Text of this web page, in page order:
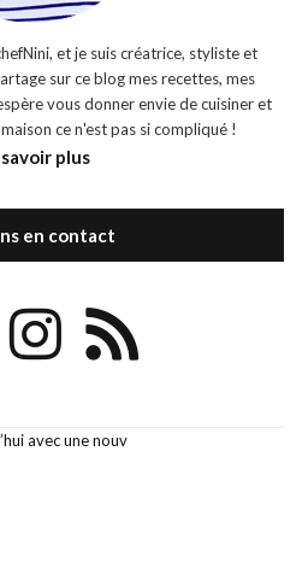
et je suis créatrice, styliste et
sur ce blog mes recettes, mes
vous donner envie de cuisiner et
ce n'est pas si compliqué !
savoir plus
en contact
avec une nouv